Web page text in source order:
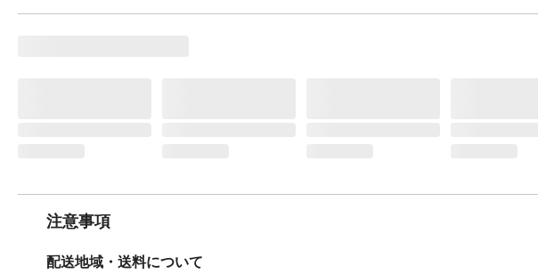
注意事項
配送地域・送料について